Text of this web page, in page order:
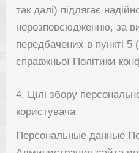
так далі) підлягає
нерозповсюдженню, за
передбачених в пункті 5
справжньої Політики
4. Цілі збору
користувача
Персональные данные